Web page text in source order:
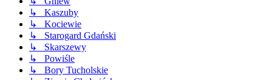
↳ Kaszuby
↳ Kociewie
↳ Starogard Gdański
↳ Skarszewy
↳ Powiśle
↳ Bory Tucholskie